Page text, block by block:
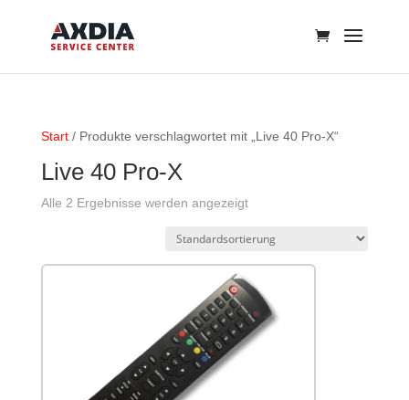
Start/ Produkte verschlagwortet mit „Live 40 Pro-X“
Live 40 Pro-X
Alle 2 Ergebnisse werden angezeigt